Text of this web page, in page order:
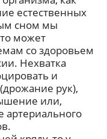
естественных
сном мы
может
со здоровьем
Нехватка
и
рук),
или,
артериального